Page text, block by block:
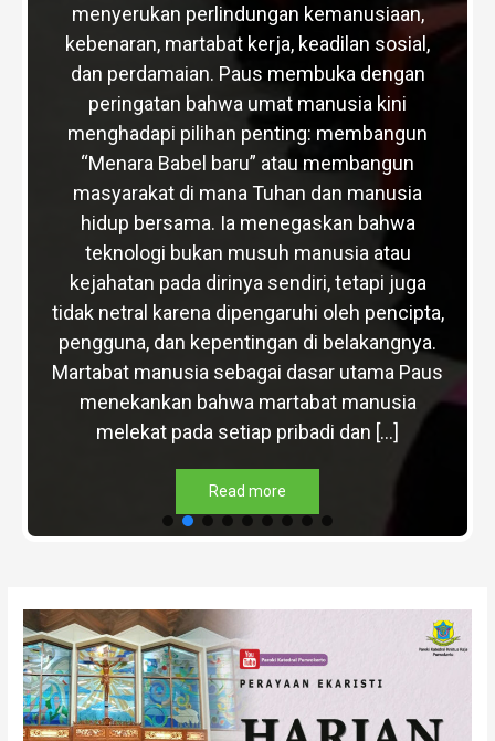
menyerukan perlindungan kemanusiaan,
kebenaran, martabat kerja, keadilan sosial,
dan perdamaian. Paus membuka dengan
peringatan bahwa umat manusia kini
menghadapi pilihan penting: membangun
“Menara Babel baru” atau membangun
masyarakat di mana Tuhan dan manusia
hidup bersama. Ia menegaskan bahwa
teknologi bukan musuh manusia atau
kejahatan pada dirinya sendiri, tetapi juga
tidak netral karena dipengaruhi oleh pencipta,
pengguna, dan kepentingan di belakangnya.
Martabat manusia sebagai dasar utama Paus
menekankan bahwa martabat manusia
melekat pada setiap pribadi dan […]
Read more
navigation